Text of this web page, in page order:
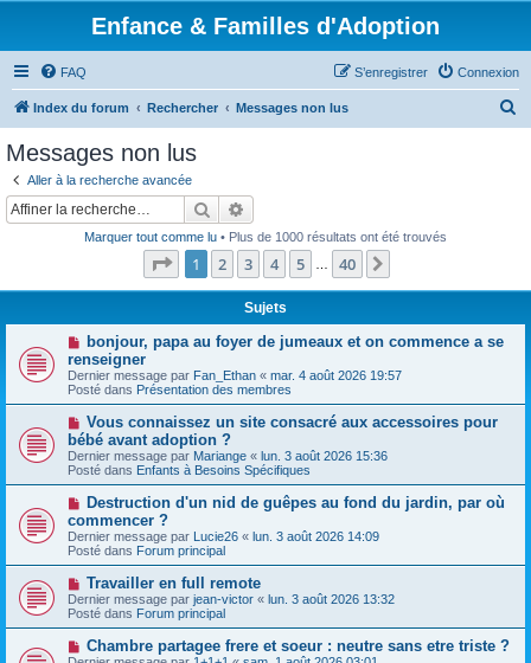
Enfance & Familles d'Adoption
FAQ Connexion
S’enregistrer
Index du forum Rechercher Messages non lus
Messages non lus
Aller à la recherche avancée
Rechercher
Marquer tout comme lu • Plus de 1000 résultats ont été trouvés
Page 1sur40
1 2 3 4 5 40
Sujets
N
u
v
e
a
u
m
e
s
a
g
e
bonjour, papa au foyer de jumeaux et on commence a se
renseigner
Dernier message par Fan_Ethan « mar. 4 août 2026 19:57
Posté dans Présentation des membres
N
o
u
v
e
a
m
e
s
a
e
Vous connaissez un site consacré aux accessoires pour
bébé avant adoption ?
Dernier message par Mariange « lun. 3 août 2026 15:36
Posté dans Enfants à Besoins Spécifiques
N
u
v
e
a
m
e
s
s
Destruction d'un nid de guêpes au fond du jardin, par où
commencer ?
Dernier message par Lucie26 « lun. 3 août 2026 14:09
Posté dans Forum principal
N
o
u
v
a
Travailler en full remote
Dernier message par jean-victor « lun. 3 août 2026 13:32
Posté dans Forum principal
N
o
Chambre partagee frere et soeur : neutre sans etre triste ?